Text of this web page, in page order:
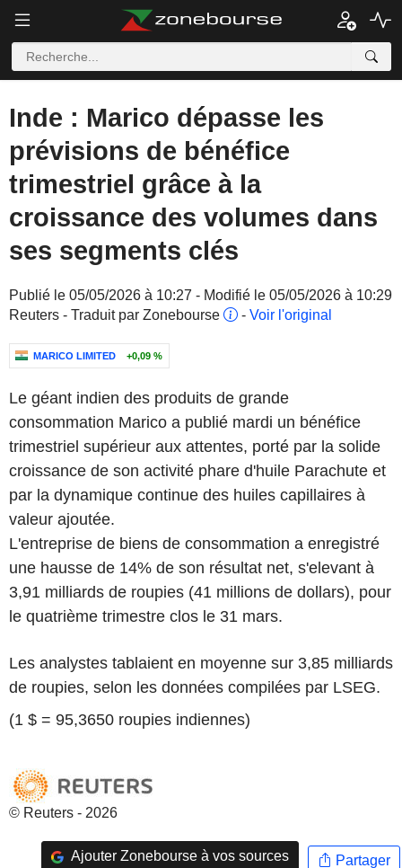
Inde : Marico dépasse les
prévisions de bénéfice
trimestriel grâce à la
croissance des volumes dans
ses segments clés
Publié le 05/05/2026 à 10:27 - Modifié le 05/05/2026 à 10:29
Reuters - Traduit par Zonebourse
- Voir l'original
MARICO LIMITED +0,09 %
Le géant indien des produits de grande
consommation Marico a publié mardi un bénéfice
trimestriel supérieur aux attentes, porté par la solide
croissance de son activité phare d'huile Parachute et
par la dynamique continue des huiles capillaires à
valeur ajoutée.
L'entreprise de biens de consommation a enregistré
une hausse de 14% de son résultat net, s'elevant à
3,91 milliards de roupies (41 millions de dollars), pour
le quatrième trimestre clos le 31 mars.
Les analystes tablaient en moyenne sur 3,85 milliards
de roupies, selon les données compilées par LSEG.
(1 $ = 95,3650 roupies indiennes)
© Reuters - 2026
Ajouter Zonebourse à vos sources Partager